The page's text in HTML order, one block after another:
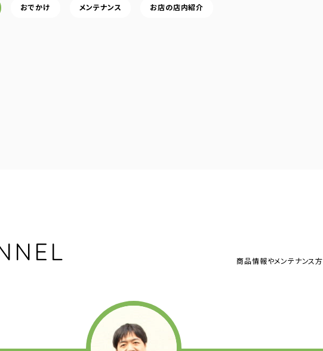
おでかけ メンテナンス お店の店内紹介
商品情報やメンテナンス